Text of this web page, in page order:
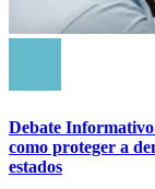
Debate
como proteger a
estados